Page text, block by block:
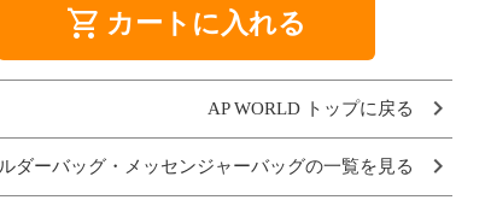
shopping_cart カートに入れる
AP WORLD トップに戻る
ダーバッグ・メッセンジャーバッグの一覧を見る